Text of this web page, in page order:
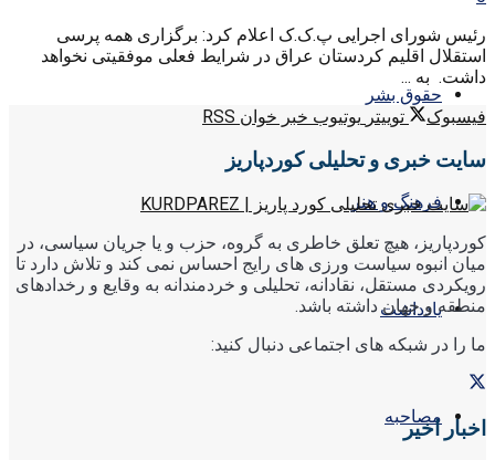
حقوق بشر
فرهنگ و هنر
یادداشت
مصاحبه
رئیس شورای اجرایی پ.ک.ک اعلام کرد: برگزاری همه پرسی
استقلال اقلیم کردستان عراق در شرایط فعلی موفقیتی نخواهد
داشت. به ...
فیسبوک
توییتر یوتیوب خبر خوان RSS
سایت خبری و تحلیلی کوردپاریز
کوردپاریز، هیچ تعلق خاطری به گروه، حزب و یا جریان سیاسی، در
میان انبوه سیاست ورزی های رایج احساس نمی کند و تلاش دارد تا
رویکردی مستقل، نقادانه، تحلیلی و خردمندانه به وقایع و رخدادهای
منطقه و جهان داشته باشد.
ما را در شبکه های اجتماعی دنبال کنید:
اخبار اخیر